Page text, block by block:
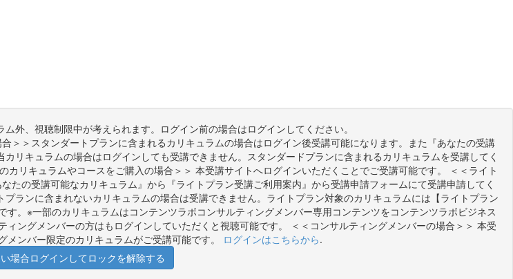
外、視聴制限中が考えられます。ログイン前の場合はログインしてください。
＞スタンダートプランに含まれるカリキュラムの場合はログイン後受講可能になります。また『あなたの受講
リキュラムの場合はログインしても受講できません。スタンダードプランに含まれるカリキュラムを受講してく
リキュラムやコースをご購入の場合＞＞ 本受講サイトへログインいただくことでご受講可能です。 ＜＜ライト
の受講可能なカリキュラム』から『ライトプラン受講ご利用案内』から受講申請フォームにて受講申請してく
ランに含まれないカリキュラムの場合は受講できません。ライトプラン対象のカリキュラムには【ライトプラン
。※一部のカリキュラムはコンテンツラボコンサルティングメンバー専用コンテンツをコンテンツラボビジネス
ングメンバーの方はもログインしていただくと視聴可能です。 ＜＜コンサルティングメンバーの場合＞＞ 本受
ンバー限定のカリキュラムがご受講可能です。 ログインはこちらから.
場合ログインしてロックを解除する